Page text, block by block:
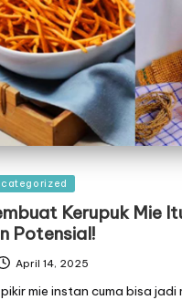
Kerupuk Mie
Potensial!
April 14, 2025
pikir mie instan cuma bisa